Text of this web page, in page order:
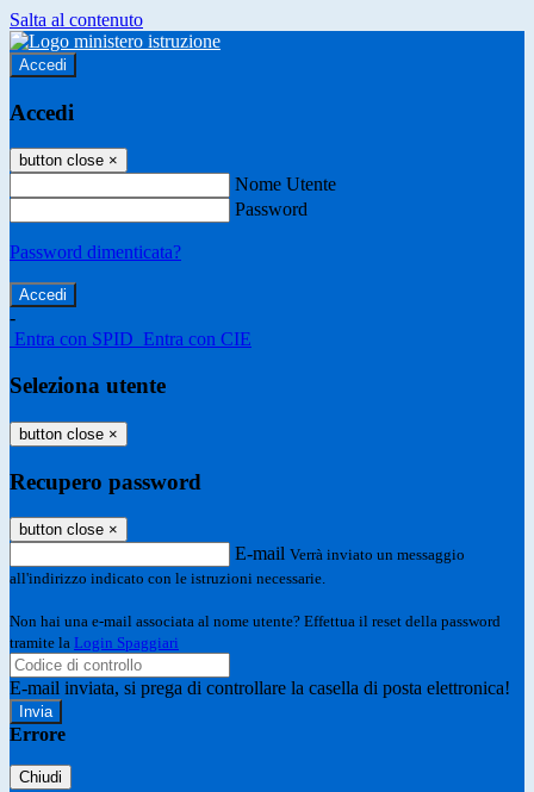
Salta al contenuto
Accedi
Accedi
button close ×
Nome Utente
Password
Password dimenticata?
-
Entra con SPID Entra con CIE
Seleziona utente
button close ×
Recupero password
button close ×
E-mail Verrà inviato un messaggio
all'indirizzo indicato con le istruzioni necessarie.
Non hai una e-mail associata al nome utente? Effettua il reset della password
tramite la Login Spaggiari
E-mail inviata, si prega di controllare la casella di posta elettronica!
Errore
Chiudi